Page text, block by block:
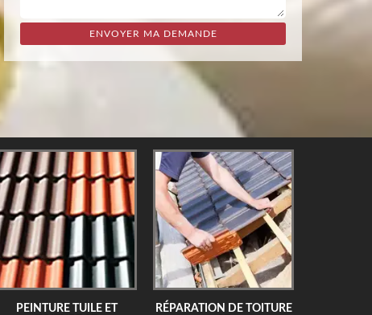
PEINTURE TUILE ET
RÉPARATION DE TOITURE